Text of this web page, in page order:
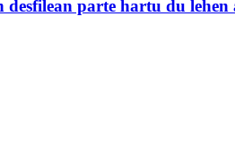
parte hartu du